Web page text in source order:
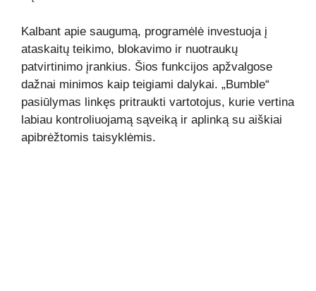
Kalbant apie saugumą, programėlė investuoja į
ataskaitų teikimo, blokavimo ir nuotraukų
patvirtinimo įrankius. Šios funkcijos apžvalgose
dažnai minimos kaip teigiami dalykai. „Bumble“
pasiūlymas linkęs pritraukti vartotojus, kurie vertina
labiau kontroliuojamą sąveiką ir aplinką su aiškiai
apibrėžtomis taisyklėmis.